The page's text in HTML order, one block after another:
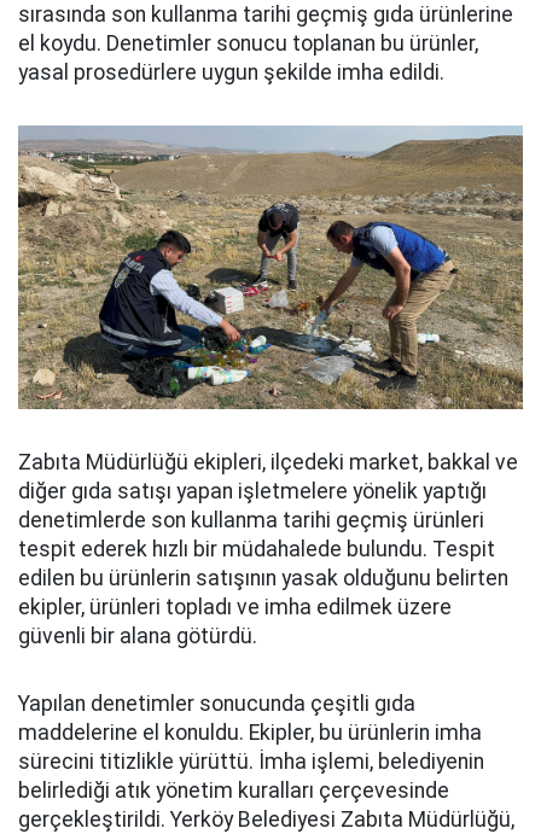
sırasında son kullanma tarihi geçmiş gıda ürünlerine
el koydu. Denetimler sonucu toplanan bu ürünler,
yasal prosedürlere uygun şekilde imha edildi.
Zabıta Müdürlüğü ekipleri, ilçedeki market, bakkal ve
diğer gıda satışı yapan işletmelere yönelik yaptığı
denetimlerde son kullanma tarihi geçmiş ürünleri
tespit ederek hızlı bir müdahalede bulundu. Tespit
edilen bu ürünlerin satışının yasak olduğunu belirten
ekipler, ürünleri topladı ve imha edilmek üzere
güvenli bir alana götürdü.
Yapılan denetimler sonucunda çeşitli gıda
maddelerine el konuldu. Ekipler, bu ürünlerin imha
sürecini titizlikle yürüttü. İmha işlemi, belediyenin
belirlediği atık yönetim kuralları çerçevesinde
gerçekleştirildi. Yerköy Belediyesi Zabıta Müdürlüğü,